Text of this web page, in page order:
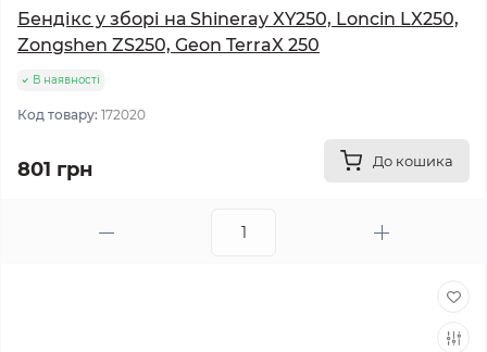
Бендікс у зборі на Shineray XY250, Loncin LX250,
Zongshen ZS250, Geon TerraX 250
В наявності
Код товару: 172020
801 грн До кошика